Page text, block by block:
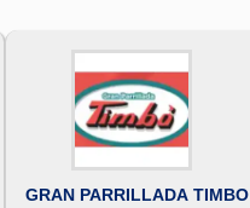
GRAN PARRILLADA TIMBO